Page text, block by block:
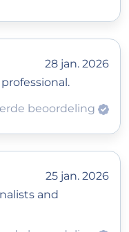
28 jan. 2026
beoordeling
25 jan. 2026
and